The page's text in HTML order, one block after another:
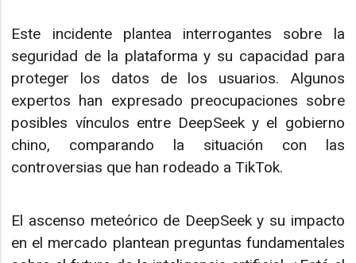
Este incidente plantea interrogantes sobre la
seguridad de la plataforma y su capacidad para
proteger los datos de los usuarios. Algunos
expertos han expresado preocupaciones sobre
posibles vínculos entre DeepSeek y el gobierno
chino, comparando la situación con las
controversias que han rodeado a TikTok.
El ascenso meteórico de DeepSeek y su impacto
en el mercado plantean preguntas fundamentales